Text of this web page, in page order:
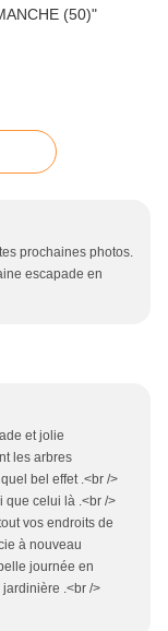
prochaines photos.
escapade en
et jolie
les arbres
bel effet .<br />
que celui là .<br />
vos endroits de
à nouveau
journée en
.<br />